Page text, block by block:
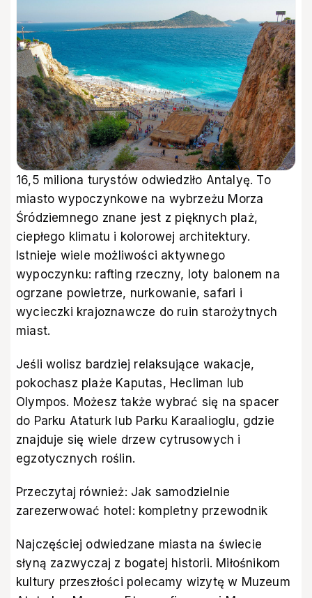
16,5 miliona turystów odwiedziło Antalyę. To
miasto wypoczynkowe na wybrzeżu Morza
Śródziemnego znane jest z pięknych plaż,
ciepłego klimatu i kolorowej architektury.
Istnieje wiele możliwości aktywnego
wypoczynku: rafting rzeczny, loty balonem na
ogrzane powietrze, nurkowanie, safari i
wycieczki krajoznawcze do ruin starożytnych
miast.
Jeśli wolisz bardziej relaksujące wakacje,
pokochasz plaże Kaputas, Hecliman lub
Olympos. Możesz także wybrać się na spacer
do Parku Ataturk lub Parku Karaalioglu, gdzie
znajduje się wiele drzew cytrusowych i
egzotycznych roślin.
Przeczytaj również: Jak samodzielnie
zarezerwować hotel: kompletny przewodnik
Najczęściej odwiedzane miasta na świecie
słyną zazwyczaj z bogatej historii. Miłośnikom
kultury przeszłości polecamy wizytę w Muzeum